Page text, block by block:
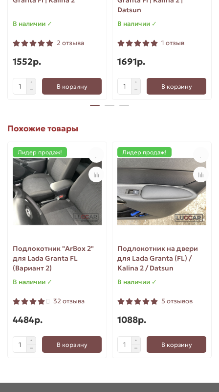
В наличии ✓
2 отзыва
1552р.
В корзину
Datsun
В наличии ✓
1 отзыв
1691р.
В корзину
Похожие товары
Лидер продаж!
Подлокотник "ArBox 2"
для Lada Granta FL
(Вариант 2)
В наличии ✓
32 отзыва
4484р.
В корзину
Лидер продаж!
Подлокотник на двери
для Lada Granta (FL) /
Kalina 2 / Datsun
В наличии ✓
5 отзывов
1088р.
В корзину